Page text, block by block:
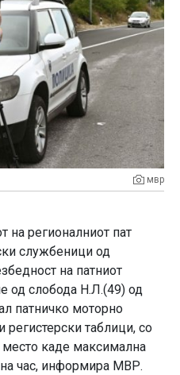
мвр
на регионалниот пат
службеници од
на патниот
од слобода Н.Л.(49) од
патничко моторно
регистерски таблици, со
каде максимална
час, информира МВР.